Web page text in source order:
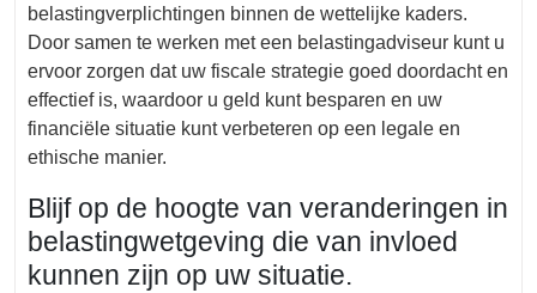
belastingverplichtingen binnen de wettelijke kaders.
Door samen te werken met een belastingadviseur kunt u
ervoor zorgen dat uw fiscale strategie goed doordacht en
effectief is, waardoor u geld kunt besparen en uw
financiële situatie kunt verbeteren op een legale en
ethische manier.
Blijf op de hoogte van veranderingen in
belastingwetgeving die van invloed
kunnen zijn op uw situatie.